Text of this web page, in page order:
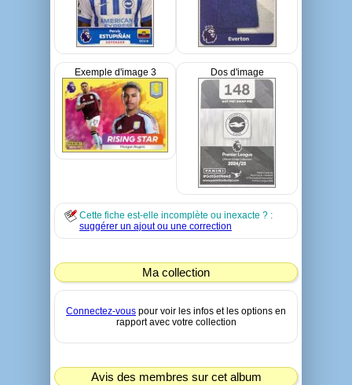
Exemple d'image 3 Dos d'image
Cette fiche est-elle incomplète ou inexacte ? :
suggérer un ajout ou une correction
Ma collection
Connectez-vous pour voir les infos et les options en
rapport avec votre collection
Avis des membres sur cet album